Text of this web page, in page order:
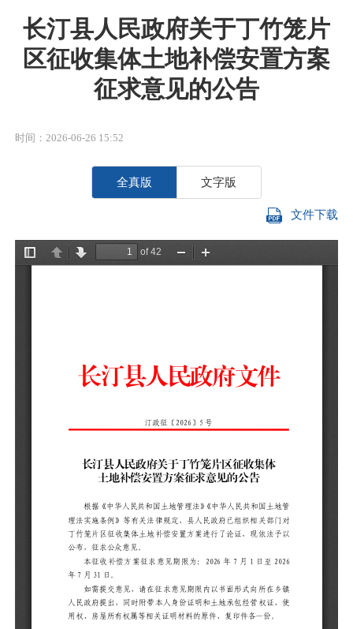
长汀县人民政府关于丁竹笼片
区征收集体土地补偿安置方案
征求意见的公告
时间：2026-06-26 15:52
全真版 文字版
文件下载